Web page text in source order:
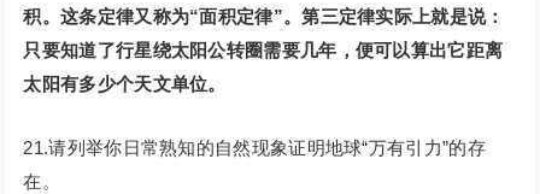
积。这条定律又称为“面积定律”。第三定律实际上就是说：
只要知道了行星绕太阳公转圈需要几年，便可以算出它距离
太阳有多少个天文单位。
21.请列举你日常熟知的自然现象证明地球“万有引力”的存
在。